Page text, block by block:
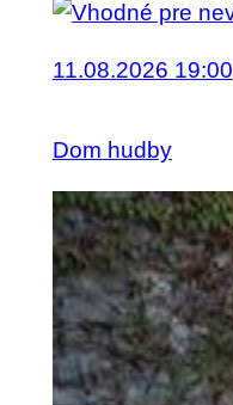
11.08.2026 19:00
Dom hudby